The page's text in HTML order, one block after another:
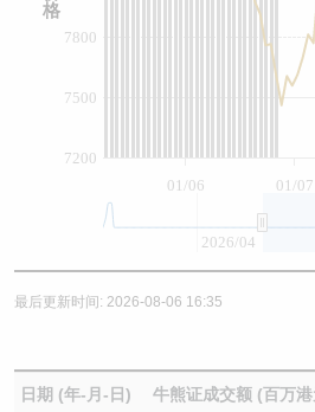
01/07
01/06
7500
7800
7200
2026/04
格
最后更新时间: 2026-08-06 16:35
日期 (年-月-日) 牛熊证成交额 (百万